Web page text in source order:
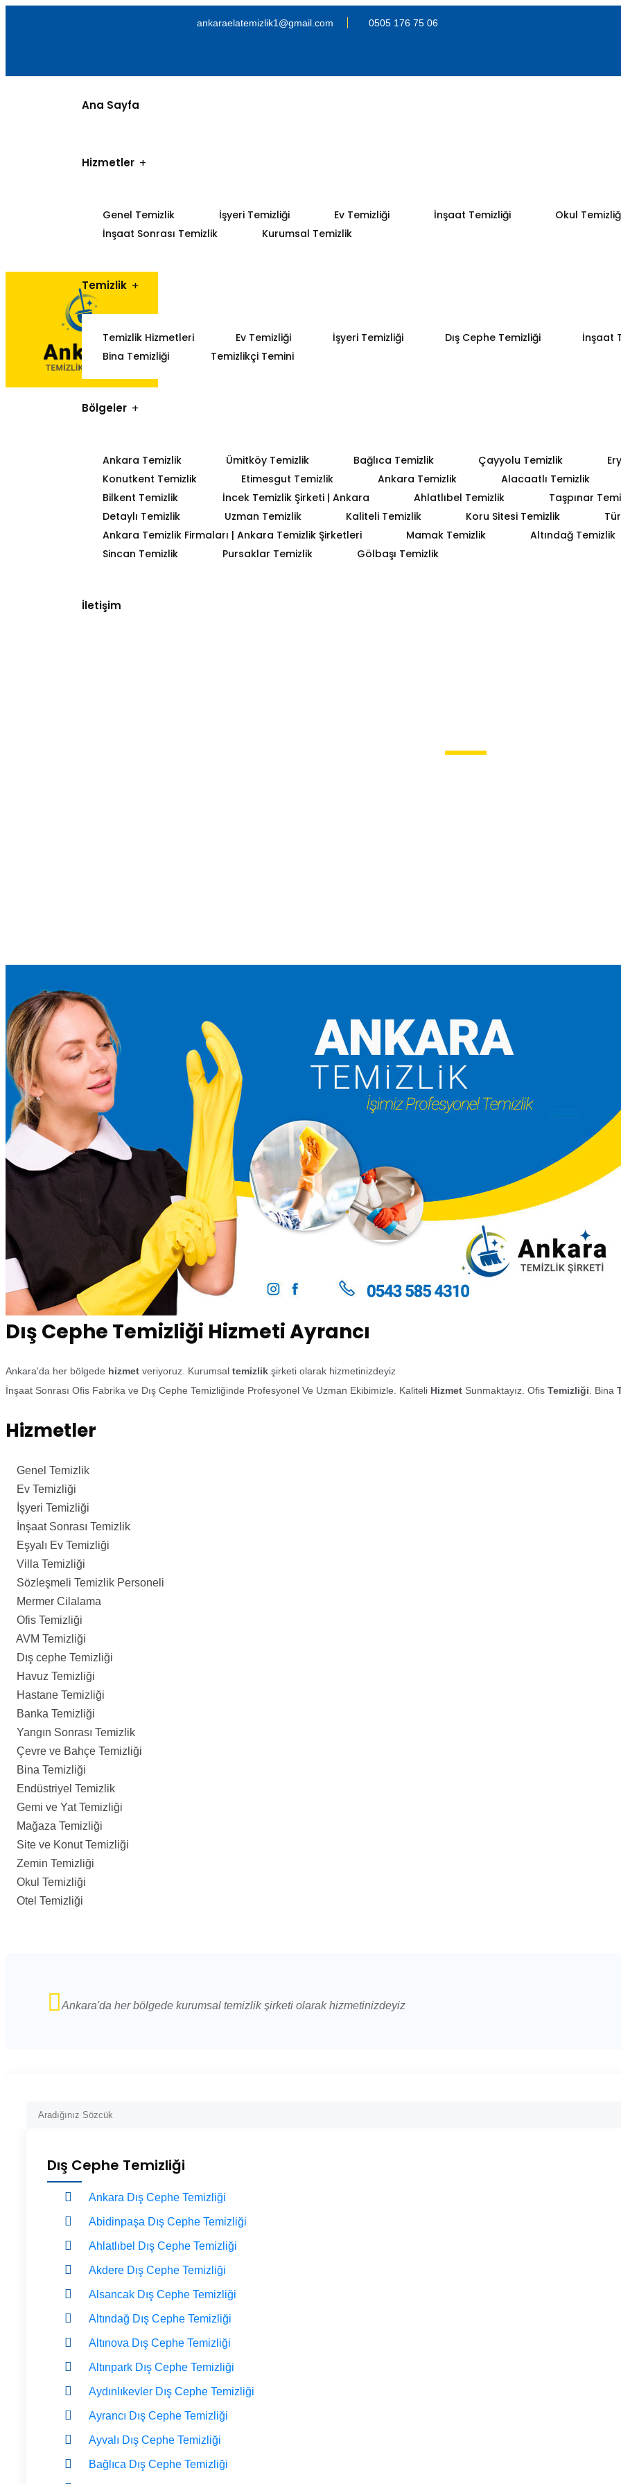
ankaraelatemizlik1@gmail.com 0505 176 75 06
Ana Sayfa
Hizmetler
Genel Temizlik İşyeri Temizliği Ev Temizliği İnşaat Temizliği
Okul
İnşaat Sonrası Temizlik
Kurumsal Temizlik
Temizlik
Temizlik Hizmetleri Ev Temizliği İşyeri Temizliği Dış Cephe Temizliği
İnşaat
Bina Temizliği
Temizlikçi Temini
Bölgeler
Ankara Temizlik Ümitköy Temizlik Bağlıca Temizlik Çayyolu Temizlik
Konutkent Temizlik
Etimesgut Temizlik Ankara Temizlik
Alacaatlı Temizlik
Bilkent Temizlik
İncek Temizlik Şirketi | Ankara Ahlatlıbel Temizlik
Taşpınar
Detaylı Temizlik
Uzman Temizlik Kaliteli Temizlik Koru Sitesi Temizlik
Ankara Temizlik Firmaları | Ankara Temizlik Şirketleri
Mamak Temizlik
Altındağ Temizlik
Sincan Temizlik
Pursaklar Temizlik Gölbaşı Temizlik
İletişim
Dış Cephe Temizliği Hizmeti Ayrancı
Ankara'da her bölgede hizmet veriyoruz. Kurumsal temizlik şirketi olarak hizmetinizdeyiz
İnşaat Sonrası Ofis Fabrika ve Dış Cephe Temizliğinde Profesyonel Ve Uzman Ekibimizle. Kaliteli Hizmet Sunmaktayız. Ofis Temizliği . Bina
Hizmetler
Genel Temizlik
Ev Temizliği
İşyeri Temizliği
İnşaat Sonrası Temizlik
Eşyalı Ev Temizliği
Villa Temizliği
Sözleşmeli Temizlik Personeli
Mermer Cilalama
Ofis Temizliği
AVM Temizliği
Dış cephe Temizliği
Havuz Temizliği
Hastane Temizliği
Banka Temizliği
Yangın Sonrası Temizlik
Çevre ve Bahçe Temizliği
Bina Temizliği
Endüstriyel Temizlik
Gemi ve Yat Temizliği
Mağaza Temizliği
Site ve Konut Temizliği
Zemin Temizliği
Okul Temizliği
Otel Temizliği
Ankara'da her bölgede kurumsal temizlik şirketi olarak hizmetinizdeyiz
Dış Cephe Temizliği
Ankara Dış Cephe Temizliği
Abidinpaşa Dış Cephe Temizliği
Ahlatlıbel Dış Cephe Temizliği
Akdere Dış Cephe Temizliği
Alsancak Dış Cephe Temizliği
Altındağ Dış Cephe Temizliği
Altınova Dış Cephe Temizliği
Altınpark Dış Cephe Temizliği
Aydınlıkevler Dış Cephe Temizliği
Ayrancı Dış Cephe Temizliği
Ayvalı Dış Cephe Temizliği
Bağlıca Dış Cephe Temizliği